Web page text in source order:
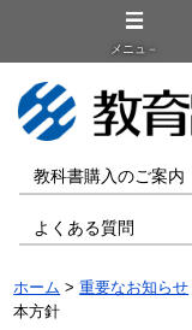
メニュ－
教科書購入のご案内
よくある質問
ホーム >重要なお知らせ
本方針